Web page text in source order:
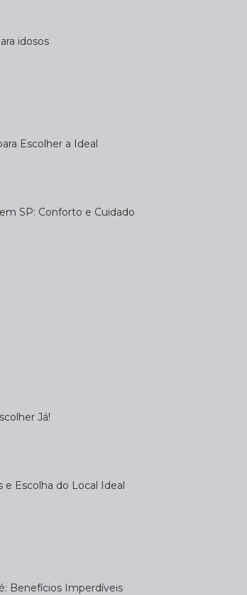
idosos
Escolher a Ideal
em SP: Conforto e Cuidado
Já!
e Escolha do Local Ideal
Benefícios Imperdíveis